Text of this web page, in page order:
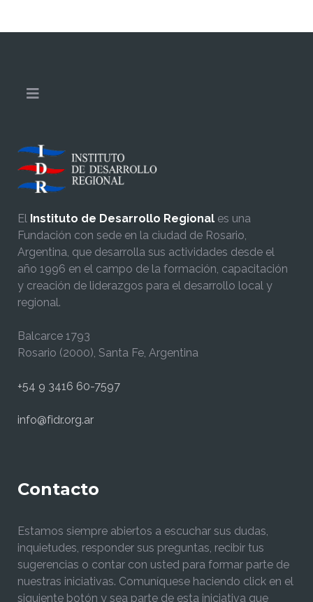
El Instituto de Desarrollo Regional es una
Fundación con sede en la ciudad de Rosario,
Argentina, que desarrolla sus actividades desde el
año 1996 en el campo de la formación, capacitación
y creación de liderazgos para el desarrollo local y
regional.
Balcarce 1793
Rosario (2000), Santa Fe, Argentina
+54 9 3416 60-7597
info@fidr.org.ar
Contacto
Estamos siempre abiertos a escuchar sus dudas,
inquietudes, responder sus preguntas, recibir tus
sugerencias o contar con usted para formar parte de
nuestras iniciativas. Comuníquese haciendo click en el
siguiente botón y sea parte de esta iniciativa que